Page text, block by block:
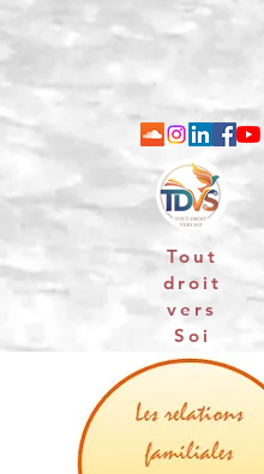
06 88 25 79 74 / email :
Tout
droit
vers
Soi